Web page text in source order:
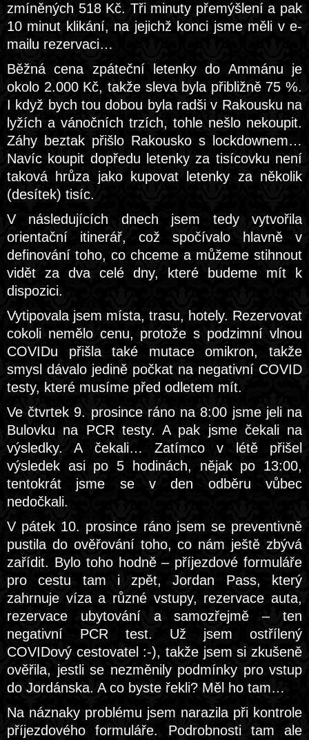
zmíněných 518 Kč. Tři minuty přemýšlení a pak
10 minut klikání, na jejichž konci jsme měli v e-
mailu rezervaci…
Běžná cena zpáteční letenky do Ammánu je
okolo 2.000 Kč, takže sleva byla přibližně 75 %.
I když bych tou dobou byla radši v Rakousku na
lyžích a vánočních trzích, tohle nešlo nekoupit.
Záhy beztak přišlo Rakousko s lockdownem…
Navíc koupit dopředu letenky za tisícovku není
taková hrůza jako kupovat letenky za několik
(desítek) tisíc.
V následujících dnech jsem tedy vytvořila
orientační itinerář, což spočívalo hlavně v
definování toho, co chceme a můžeme stihnout
vidět za dva celé dny, které budeme mít k
dispozici.
Vytipovala jsem místa, trasu, hotely. Rezervovat
cokoli nemělo cenu, protože s podzimní vlnou
COVIDu přišla také mutace omikron, takže
smysl dávalo jedině počkat na negativní COVID
testy, které musíme před odletem mít.
Ve čtvrtek 9. prosince ráno na 8:00 jsme jeli na
Bulovku na PCR testy. A pak jsme čekali na
výsledky. A čekali… Zatímco v létě přišel
výsledek asi po 5 hodinách, nějak po 13:00,
tentokrát jsme se v den odběru vůbec
nedočkali.
V pátek 10. prosince ráno jsem se preventivně
pustila do ověřování toho, co nám ještě zbývá
zařídit. Bylo toho hodně – příjezdové formuláře
pro cestu tam i zpět, Jordan Pass, který
zahrnuje víza a různé vstupy, rezervace auta,
rezervace ubytování a samozřejmě – ten
negativní PCR test. Už jsem ostřílený
COVIDový cestovatel :-), takže jsem si zkušeně
ověřila, jestli se nezměnily podmínky pro vstup
do Jordánska. A co byste řekli? Měl ho tam…
Na náznaky problému jsem narazila při kontrole
příjezdového formuláře. Podrobnosti tam ale